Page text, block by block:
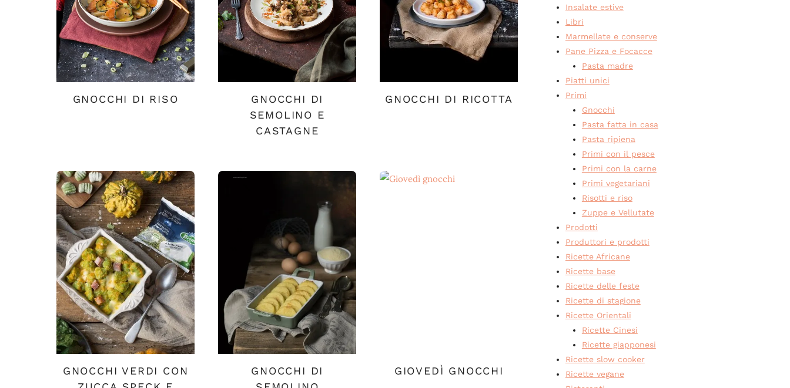
GNOCCHI DI RISO
GNOCCHI DI
SEMOLINO E
CASTAGNE
GNOCCHI DI RICOTTA
GNOCCHI VERDI CON
GNOCCHI DI
GIOVEDÌ GNOCCHI
Insalate estive
Libri
Marmellate e conserve
Pane Pizza e Focacce
Pasta madre
Piatti unici
Primi
Gnocchi
Pasta fatta in casa
Pasta ripiena
Primi con il pesce
Primi con la carne
Primi vegetariani
Risotti e riso
Zuppe e Vellutate
Prodotti
Produttori e prodotti
Ricette Africane
Ricette base
Ricette delle feste
Ricette di stagione
Ricette Orientali
Ricette Cinesi
Ricette giapponesi
Ricette slow cooker
Ricette vegane